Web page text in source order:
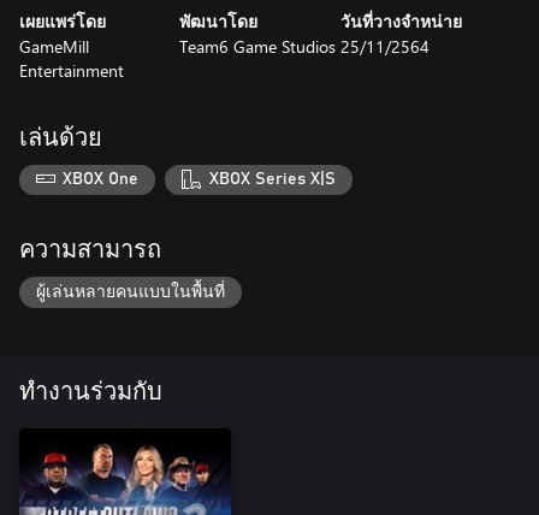
เผยแพร่โดย
GameMill
Entertainment
พัฒนาโดย
Team6 Game Studios
วันที่วางจำหน่าย
25/11/2564
เล่นด้วย
XBOX One XBOX Series X|S
ความสามารถ
ผู้เล่นหลายคนแบบในพื้นที่
ทำงานร่วมกับ